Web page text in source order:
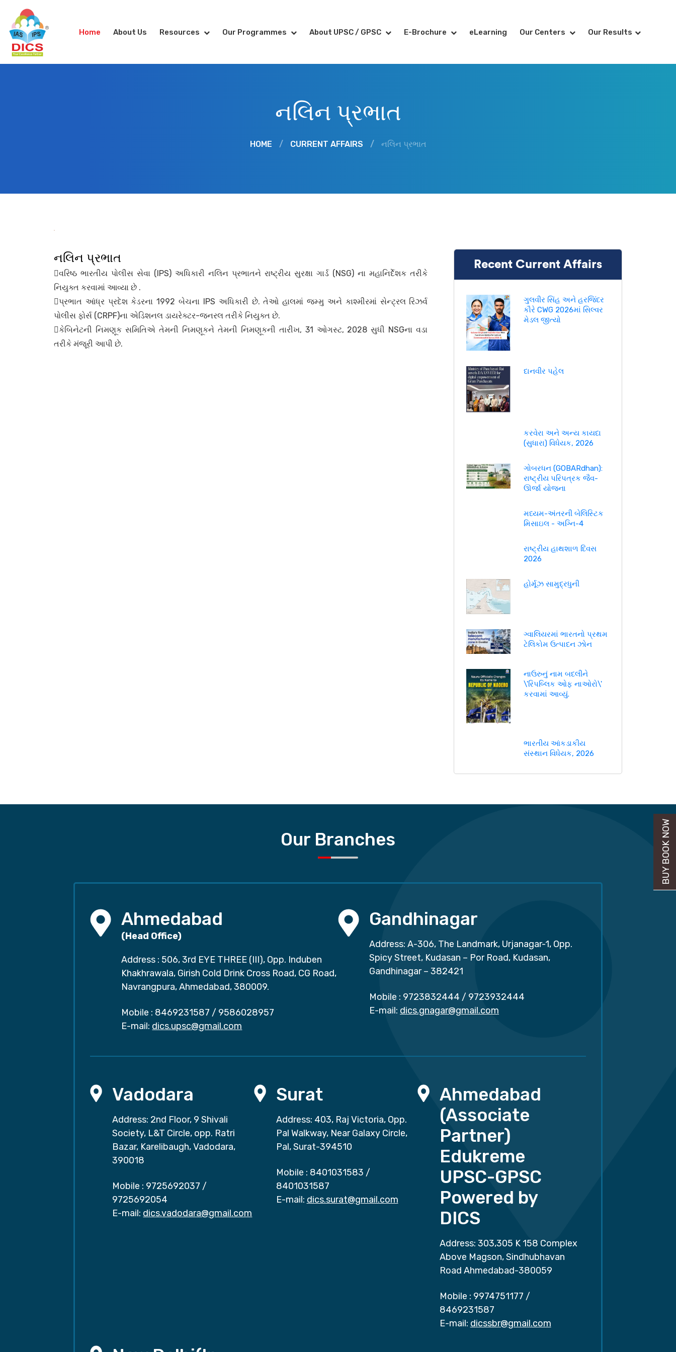
Home About Us Resources Our Programmes About UPSC / GPSC E-Brochure eLearning Our Centers Our Results
નલિન પ્રભાત
HOME / CURRENT AFFAIRS / નલિન પ્રભાત
નલિન પ્રભાત
વરિષ્ઠ ભારતીય પોલીસ સેવા (IPS) અધિકારી નલિન પ્રભાતને રાષ્ટ્રીય સુરક્ષા ગાર્ડ (NSG) ના મહાનિર્દેશક તરીકે
નિયુક્ત કરવામાં આવ્યા છે .
પ્રભાત આંધ્ર પ્રદેશ કેડરના 1992 બેચના IPS અધિકારી છે. તેઓ હાલમાં જમ્મુ અને કાશ્મીરમાં સેન્ટ્રલ રિઝર્વ
પોલીસ ફોર્સ (CRPF)ના એડિશનલ ડાયરેક્ટર-જનરલ તરીકે નિયુક્ત છે.
કેબિનેટની નિમણૂક સમિતિએ તેમની નિમણૂકને તેમની નિમણૂકની તારીખ, 31 ઓગસ્ટ, 2028 સુધી NSGના વડા
તરીકે મંજૂરી આપી છે.
Recent Current Affairs
ગુલવીર સિંહ અને હરજિંદર
કૌરે CWG 2026માં સિલ્વર
મેડલ જીત્યો
દાનવીર પહેલ
કરવેરા અને અન્ય કાયદા
(સુધારા) વિધેયક, 2026
ગોબરધન (GOBARdhan):
રાષ્ટ્રીય પરિપત્રક જૈવ-
ઊર્જા યોજના
મધ્યમ-અંતરની બેલિસ્ટિક
મિસાઇલ - અગ્નિ-4
રાષ્ટ્રીય હાથશાળ દિવસ
2026
હોર્મૂઝ સામુદ્રધુની
ગ્વાલિયરમાં ભારતનો પ્રથમ
ટેલિકોમ ઉત્પાદન ઝોન
નાઉરુનું નામ બદલીને
\'રિપબ્લિક ઓફ નાઓરો\'
કરવામાં આવ્યું.
ભારતીય આંકડાકીય
સંસ્થાન વિધેયક, 2026
Our Branches
Ahmedabad
(Head Office)
Address : 506, 3rd EYE THREE (III), Opp. Induben
Khakhrawala, Girish Cold Drink Cross Road, CG Road,
Navrangpura, Ahmedabad, 380009.
Mobile : 8469231587 / 9586028957
E-mail: dics.upsc@gmail.com
Gandhinagar
Address: A-306, The Landmark, Urjanagar-1, Opp.
Spicy Street, Kudasan – Por Road, Kudasan,
Gandhinagar – 382421
Mobile : 9723832444 / 9723932444
E-mail: dics.gnagar@gmail.com
Vadodara
Address: 2nd Floor, 9 Shivali
Society, L&T Circle, opp. Ratri
Bazar, Karelibaugh, Vadodara,
390018
Mobile : 9725692037 /
9725692054
E-mail: dics.vadodara@gmail.com
Surat
Address: 403, Raj Victoria, Opp.
Pal Walkway, Near Galaxy Circle,
Pal, Surat-394510
Mobile : 8401031583 /
8401031587
E-mail: dics.surat@gmail.com
Ahmedabad
(Associate
Partner)
Edukreme
UPSC-GPSC
Powered by
DICS
Address: 303,305 K 158 Complex
Above Magson, Sindhubhavan
Road Ahmedabad-380059
Mobile : 9974751177 /
8469231587
E-mail: dicssbr@gmail.com
BUY BOOK NOW